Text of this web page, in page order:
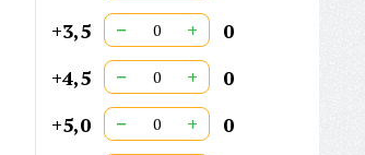
+3,5
− +
0
+4,5
− +
0
+5,0
− +
0